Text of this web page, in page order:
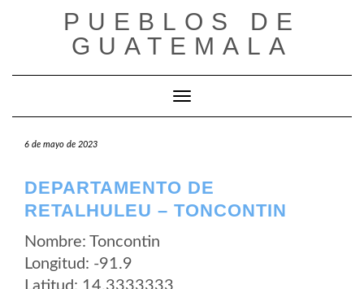
PUEBLOS DE
GUATEMALA
Cambiar modo de navegación
6 de mayo de 2023
DEPARTAMENTO DE
RETALHULEU – TONCONTIN
Nombre: Toncontin
Longitud: -91.9
Latitud: 14.3333333